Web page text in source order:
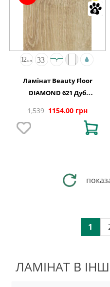
Ламінат Beauty Floor
DIAMOND 621 Дуб
1,539 1154.00 грн
1
ЛАМІНАТ В